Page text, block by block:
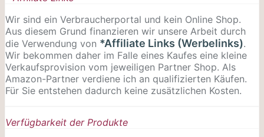
Wir sind ein Verbraucherportal und kein Online Shop.
Aus diesem Grund finanzieren wir unsere Arbeit durch
die Verwendung von *Affiliate Links (Werbelinks).
Wir bekommen daher im Falle eines Kaufes eine kleine
Verkaufsprovision vom jeweiligen Partner Shop. Als
Amazon-Partner verdiene ich an qualifizierten Käufen.
Für Sie entstehen dadurch keine zusätzlichen Kosten.
Verfügbarkeit der Produkte